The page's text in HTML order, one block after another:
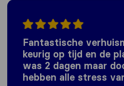
Fantastische
keurig op tijd en de
was 2 dagen maar
hebben alle stress